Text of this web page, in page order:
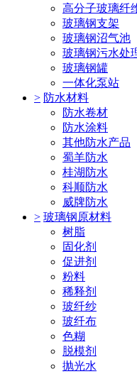
高分子玻璃纤
玻璃钢支架
玻璃钢沼气池
玻璃钢污水处
玻璃钢罐
一体化泵站
> 防水材料
防水卷材
防水涂料
其他防水产品
蜀羊防水
桂湖防水
科顺防水
威牌防水
> 玻璃钢原材料
树脂
固化剂
促进剂
粉料
稀释剂
玻纤纱
玻纤布
色糊
脱模剂
抛光水